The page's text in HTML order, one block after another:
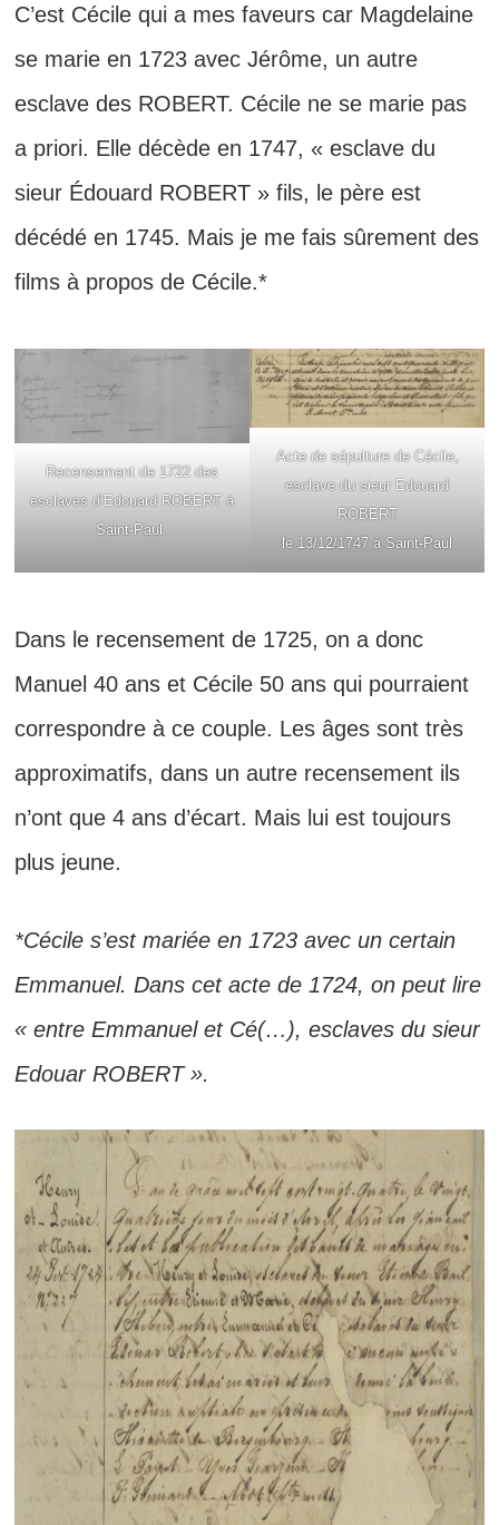
C’est Cécile qui a mes faveurs car Magdelaine
se marie en 1723 avec Jérôme, un autre
esclave des ROBERT. Cécile ne se marie pas
a priori. Elle décède en 1747, « esclave du
sieur Édouard ROBERT » fils, le père est
décédé en 1745. Mais je me fais sûrement des
films à propos de Cécile.*
Recensement de 1722 des
esclaves d’Edouard ROBERT à
Saint-Paul.
Acte de sépulture de Cécile,
esclave du sieur Edouard
ROBERT
le 13/12/1747 à Saint-Paul
Dans le recensement de 1725, on a donc
Manuel 40 ans et Cécile 50 ans qui pourraient
correspondre à ce couple. Les âges sont très
approximatifs, dans un autre recensement ils
n’ont que 4 ans d’écart. Mais lui est toujours
plus jeune.
*Cécile s’est mariée en 1723 avec un certain
Emmanuel. Dans cet acte de 1724, on peut lire
« entre Emmanuel et Cé(…), esclaves du sieur
Edouar ROBERT ».